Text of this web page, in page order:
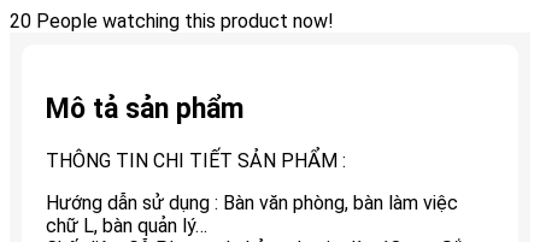
20 People watching this product now!
Mô tả sản phẩm
THÔNG TIN CHI TIẾT SẢN PHẨM :
Hướng dẫn sử dụng : Bàn văn phòng, bàn làm việc
chữ L, bàn quản lý…